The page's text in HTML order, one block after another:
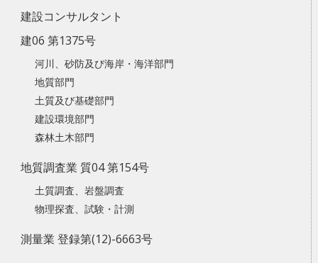
建設コンサルタント
建06 第1375号
河川、砂防及び海岸・海洋部門
地質部門
土質及び基礎部門
建設環境部門
森林土木部門
地質調査業 質04 第154号
土質調査、岩盤調査
物理探査、試験・計測
測量業 登録第(12)-6663号